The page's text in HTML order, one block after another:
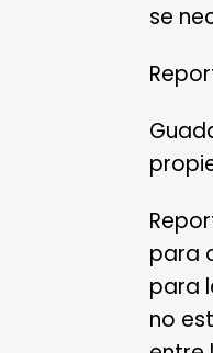
se
para
para
no